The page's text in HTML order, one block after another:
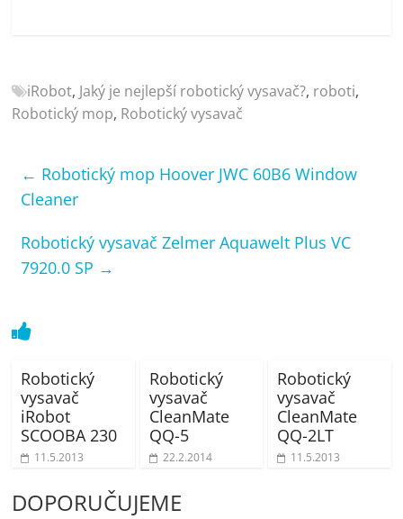
iRobot, Jaký je nejlepší robotický vysavač?, roboti,
Robotický mop, Robotický vysavač
← Robotický mop Hoover JWC 60B6 Window
Cleaner
Robotický vysavač Zelmer Aquawelt Plus VC
7920.0 SP →
Robotický
vysavač
iRobot
SCOOBA 230
11.5.2013
Robotický
vysavač
CleanMate
QQ-5
22.2.2014
Robotický
vysavač
CleanMate
QQ-2LT
11.5.2013
DOPORUČUJEME